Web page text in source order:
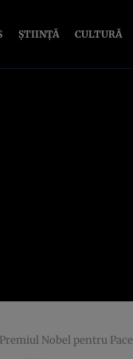
ȘTIINȚĂ CULTURĂ
Nobel pentru Pace